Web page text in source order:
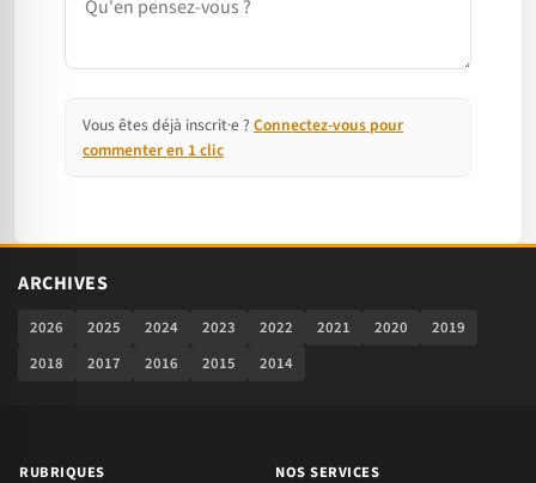
Vous êtes déjà inscrit·e ? Connectez-vous pour
commenter en 1 clic
ARCHIVES
2026 2025 2024 2023 2022 2021 2020
2019
2018
2017 2016 2015 2014
RUBRIQUES
NOS SERVICES